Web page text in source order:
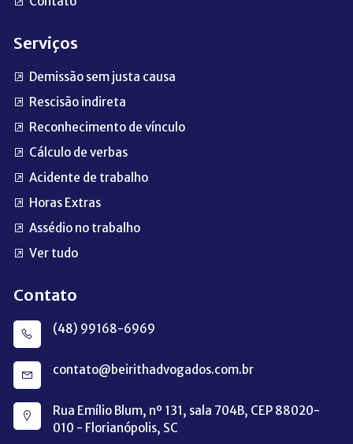
Serviços
Demissão sem justa causa
Rescisão indireta
Reconhecimento de vínculo
Cálculo de verbas
Acidente de trabalho
Horas Extras
Assédio no trabalho
Ver tudo
Contato
(48) 99168-6969
contato@beirithadvogados.com.br
Rua Emílio Blum, nº 131, sala 704B, CEP 88020-
010 - Florianópolis, SC